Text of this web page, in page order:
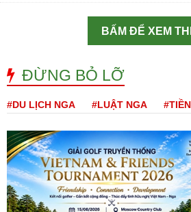
BẤM ĐỂ XEM
ĐỪNG BỎ LỠ
#DU LỊCH NGA #LUẬT NGA